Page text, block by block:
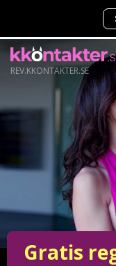
REV.KKONTAKTER.SE
Gratis